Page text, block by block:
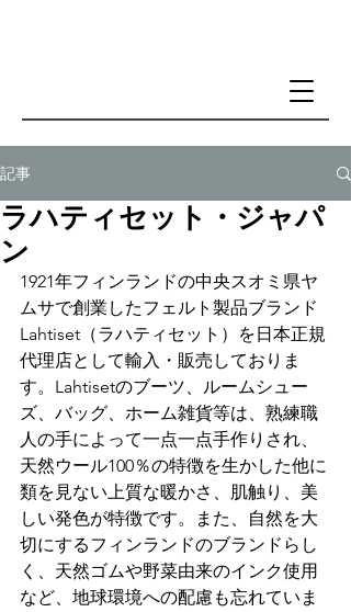
記事
ラハティセット・ジャパ
ン
1921年フィンランドの中央スオミ県ヤ
ムサで創業したフェルト製品ブランド
Lahtiset（ラハティセット）を日本正規
代理店として輸入・販売しておりま
す。Lahtisetのブーツ、ルームシュー
ズ、バッグ、ホーム雑貨等は、熟練職
人の手によって一点一点手作りされ、
天然ウール100％の特徴を生かした他に
類を見ない上質な暖かさ、肌触り、美
しい発色が特徴です。また、自然を大
切にするフィンランドのブランドらし
く、天然ゴムや野菜由来のインク使用
など、地球環境への配慮も忘れていま